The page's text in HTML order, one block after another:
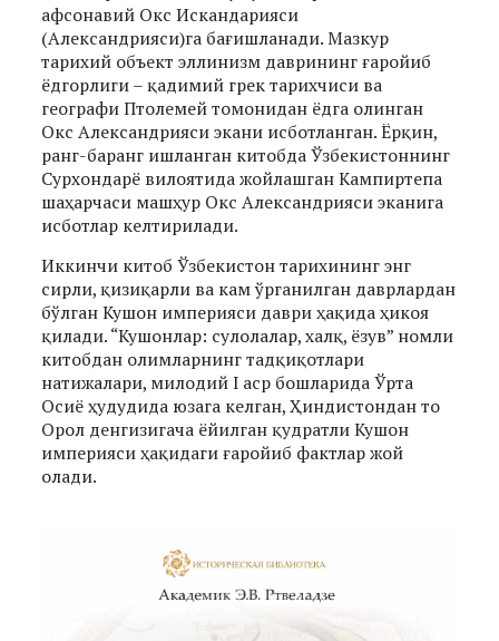
афсонавий Окс Искандарияси
(Александрияси)га бағишланади. Мазкур
тарихий объект эллинизм даврининг ғаройиб
ёдгорлиги – қадимий грек тарихчиси ва
географи Птолемей томонидан ёдга олинган
Окс Александрияси экани исботланган. Ёрқин,
ранг-баранг ишланган китобда Ўзбекистоннинг
Сурхондарё вилоятида жойлашган Кампиртепа
шаҳарчаси машҳур Окс Александрияси эканига
исботлар келтирилади.
Иккинчи китоб Ўзбекистон тарихининг энг
сирли, қизиқарли ва кам ўрганилган даврлардан
бўлган Кушон империяси даври ҳақида ҳикоя
қилади. “Кушонлар: сулолалар, халқ, ёзув” номли
китобдан олимларнинг тадқиқотлари
натижалари, милодий I аср бошларида Ўрта
Осиё ҳудудида юзага келган, Ҳиндистондан то
Орол денгизигача ёйилган қудратли Кушон
империяси ҳақидаги ғаройиб фактлар жой
олади.